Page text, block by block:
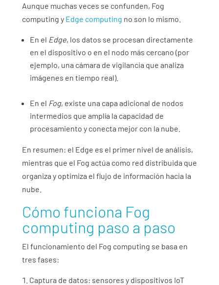
Aunque muchas veces se confunden, Fog
computing y Edge computing no son lo mismo.
En el Edge, los datos se procesan directamente
en el dispositivo o en el nodo más cercano (por
ejemplo, una cámara de vigilancia que analiza
imágenes en tiempo real).
En el Fog, existe una capa adicional de nodos
intermedios que amplía la capacidad de
procesamiento y conecta mejor con la nube.
En resumen: el Edge es el primer nivel de análisis,
mientras que el Fog actúa como red distribuida que
organiza y optimiza el flujo de información hacia la
nube.
Cómo funciona Fog
computing paso a paso
El funcionamiento del Fog computing se basa en
tres fases:
Captura de datos: sensores y dispositivos IoT